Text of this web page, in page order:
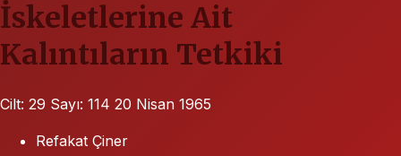
İskeletlerine Ait
Kalıntıların Tetkiki
Cilt: 29 Sayı: 114 20 Nisan 1965
Refakat Çiner